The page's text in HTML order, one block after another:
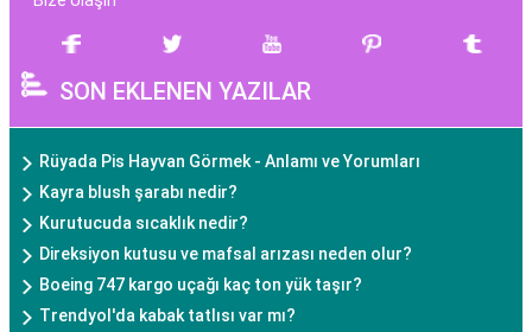
SON EKLENEN YAZILAR
Rüyada Pis Hayvan Görmek - Anlamı ve Yorumları
Kayra blush şarabı nedir?
Kurutucuda sıcaklık nedir?
Direksiyon kutusu ve mafsal arızası neden olur?
Boeing 747 kargo uçağı kaç ton yük taşır?
Trendyol'da kabak tatlısı var mı?